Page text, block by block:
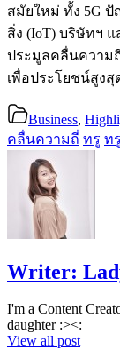
สมัยใหม่ ทั้ง 5G
สิ่ง (IoT) บริษัทฯ
ประมูลคลื่นความ
เพื่อประโยชน์สูง
Business,
คลื่นความถี่ ทรู ท
Writer:
I'm a Content
daughter :><:
View all post